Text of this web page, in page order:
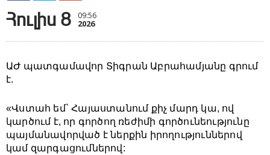
Հուլիս 8 09:56
2026
ԱԺ պատգամավոր Տիգրան Աբրահամյանը գրում
է.
«Վստահ եմ` Հայաստանում քիչ մարդ կա, ով
կարծում է, որ գործող ռեժիմի գործունեությունը
պայմանավորված է ներքին իրողություններով
կամ զարգացումներով: